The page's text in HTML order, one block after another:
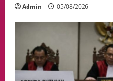
Admin 05/08/2026